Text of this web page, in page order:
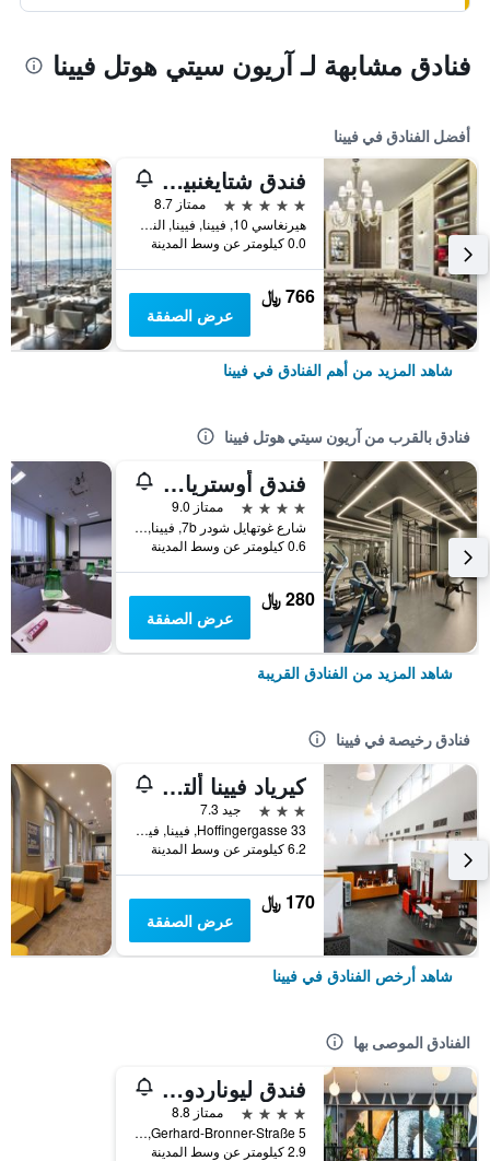
فنادق مشابهة لـ آريون سيتي هوتل فيينا
أفضل الفنادق في فيينا
فندق شتايغنبيرغر هيرنهوف
5 نجوم
ممتاز 8.7
هيرنغاسي 10, فيينا, فيينا, النمسا
0.0 كيلومتر عن وسط المدينة
766 ﷼
عرض الصفقة
شاهد المزيد من أهم الفنادق في فيينا
فنادق بالقرب من آريون سيتي هوتل فيينا
فندق أوستريا تريند بوسي فيينا
4 نجوم
ممتاز 9.0
شارع غوتهايل شودر 7b, فيينا, فيينا, النمسا
0.6 كيلومتر عن وسط المدينة
280 ﷼
عرض الصفقة
شاهد المزيد من الفنادق القريبة
فنادق رخيصة في فيينا
كيرياد فيينا ألتمانسدورف
3 نجوم
جيد 7.3
Hoffingergasse 33, فيينا, فيينا, النمسا
6.2 كيلومتر عن وسط المدينة
170 ﷼
عرض الصفقة
شاهد أرخص الفنادق في فيينا
الفنادق الموصى بها
فندق ليوناردو فيينا هابتبانهوف
4 نجوم
ممتاز 8.8
Gerhard-Bronner-Straße 5, فيينا, فيينا, النمسا
2.9 كيلومتر عن وسط المدينة